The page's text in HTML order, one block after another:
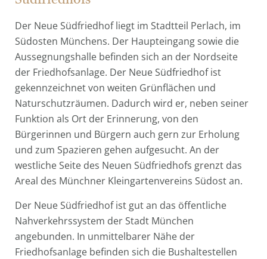
Der Neue Südfriedhof liegt im Stadtteil Perlach, im
Südosten Münchens. Der Haupteingang sowie die
Aussegnungshalle befinden sich an der Nordseite
der Friedhofsanlage. Der Neue Südfriedhof ist
gekennzeichnet von weiten Grünflächen und
Naturschutzräumen. Dadurch wird er, neben seiner
Funktion als Ort der Erinnerung, von den
Bürgerinnen und Bürgern auch gern zur Erholung
und zum Spazieren gehen aufgesucht. An der
westliche Seite des Neuen Südfriedhofs grenzt das
Areal des Münchner Kleingartenvereins Südost an.
Der Neue Südfriedhof ist gut an das öffentliche
Nahverkehrssystem der Stadt München
angebunden. In unmittelbarer Nähe der
Friedhofsanlage befinden sich die Bushaltestellen